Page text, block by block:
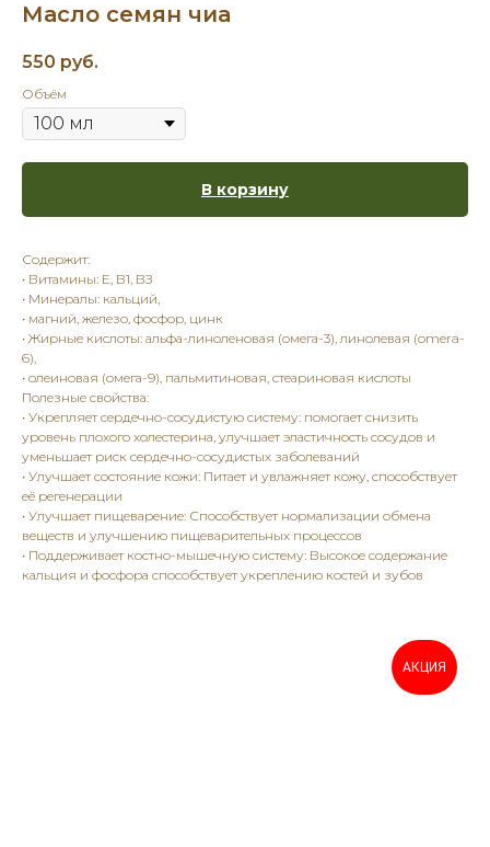
Масло семян чиа
550 руб.
Объём
В корзину
Содержит:
• Витамины: Е, В1, ВЗ
• Минералы: кальций,
• магний, железо, фосфор, цинк
• Жирные кислоты: альфа-линоленовая (омега-3), линолевая (omera-
6),
• олеиновая (омега-9), пальмитиновая, стеариновая кислоты
Полезные свойства:
• Укрепляет сердечно-сосудистую систему: помогает снизить
уровень плохого холестерина, улучшает эластичность сосудов и
уменьшает риск сердечно-сосудистых заболеваний
• Улучшает состояние кожи: Питает и увлажняет кожу, способствует
её регенерации
• Улучшает пищеварение: Способствует нормализации обмена
веществ и улучшению пищеварительных процессов
• Поддерживает костно-мышечную систему: Высокое содержание
кальция и фосфора способствует укреплению костей и зубов
АКЦИЯ